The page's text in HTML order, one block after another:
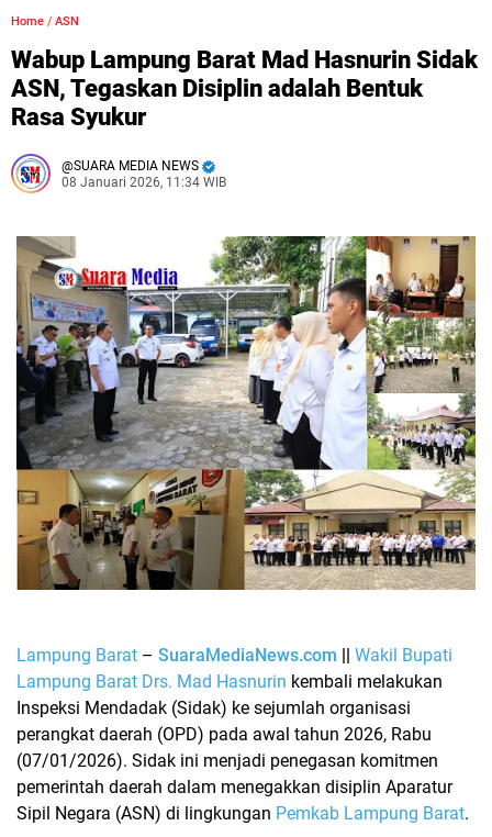
Home / ASN
Wabup Lampung Barat Mad Hasnurin Sidak
ASN, Tegaskan Disiplin adalah Bentuk
Rasa Syukur
SUARA MEDIA NEWS
08 Januari 2026, 11:34 WIB
Lampung Barat – SuaraMediaNews.com || Wakil Bupati
Lampung Barat Drs. Mad Hasnurin kembali melakukan
Inspeksi Mendadak (Sidak) ke sejumlah organisasi
perangkat daerah (OPD) pada awal tahun 2026, Rabu
(07/01/2026). Sidak ini menjadi penegasan komitmen
pemerintah daerah dalam menegakkan disiplin Aparatur
Sipil Negara (ASN) di lingkungan Pemkab Lampung Barat.